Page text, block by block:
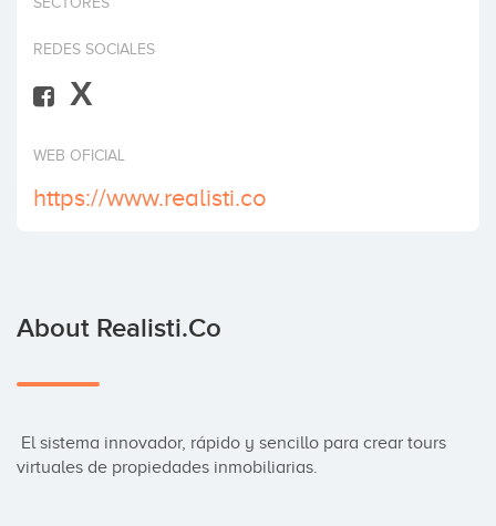
REDES SOCIALES
X
WEB OFICIAL
https://www.realisti.co
About Realisti.co
virtuales de propiedades inmobiliarias.